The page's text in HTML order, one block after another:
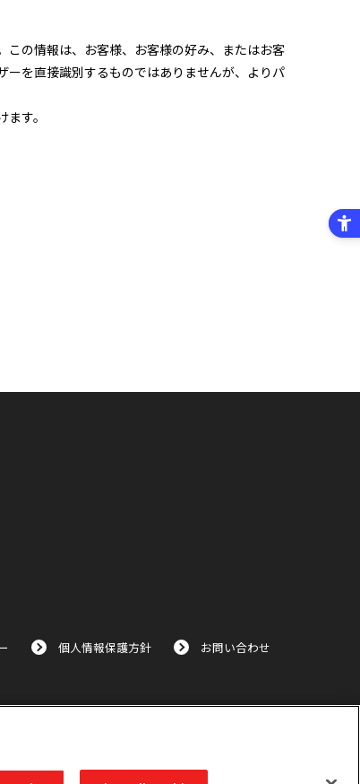
この情報は、お客様、お客様の好み、またはお客
を直接識別するものではありませんが、よりパ
す。
個人情報保護方針 お問い合わせ